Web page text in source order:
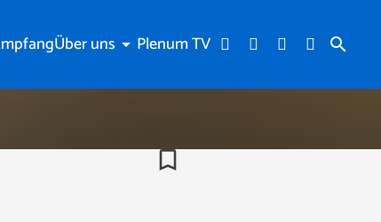
search
Über uns arrow_drop_down Plenum TV
bookmark_border